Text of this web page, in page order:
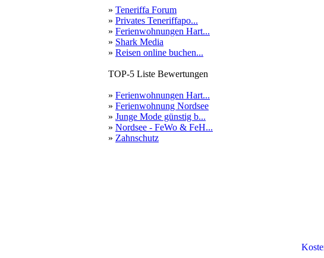
» Teneriffa Forum
» Privates Teneriffapo...
» Ferienwohnungen Hart...
» Shark Media
» Reisen online buchen...
TOP-5 Liste Bewertungen
» Ferienwohnungen Hart...
» Ferienwohnung Nordsee
» Junge Mode günstig b...
» Nordsee - FeWo & FeH...
» Zahnschutz